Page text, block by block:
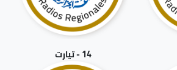
14 - تيارت